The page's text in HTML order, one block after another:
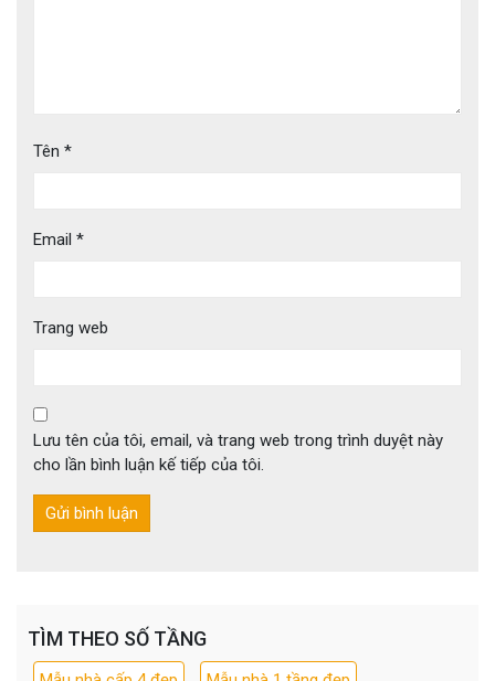
Tên *
Email *
Trang web
Lưu tên của tôi, email, và trang web trong trình duyệt này
cho lần bình luận kế tiếp của tôi.
TÌM THEO SỐ TẦNG